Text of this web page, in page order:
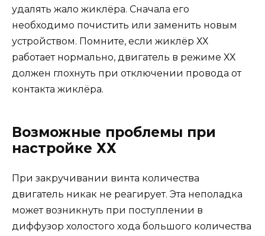
удалять жало жиклёра. Сначала его
необходимо почистить или заменить новым
устройством. Помните, если жиклёр ХХ
работает нормально, двигатель в режиме ХХ
должен глохнуть при отключении провода от
контакта жиклёра.
Возможные проблемы при
настройке ХХ
При закручивании винта количества
двигатель никак не реагирует. Эта неполадка
может возникнуть при поступлении в
диффузор холостого хода большого количества